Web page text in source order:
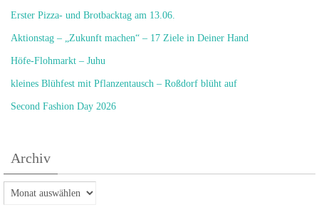
Erster Pizza- und Brotbacktag am 13.06.
Aktionstag – „Zukunft machen“ – 17 Ziele in Deiner Hand
Höfe-Flohmarkt – Juhu
kleines Blühfest mit Pflanzentausch – Roßdorf blüht auf
Second Fashion Day 2026
Archiv
Archiv